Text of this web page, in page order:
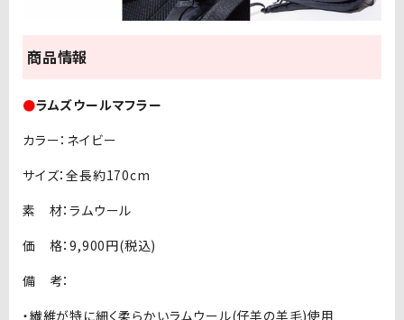
商品情報
●ラムズウールマフラー
カラー：ネイビー
サイズ：全長約170cm
素 材：ラムウール
価 格：9,900円(税込)
備 考：
・繊維が特に細く柔らかいラムウール(仔羊の羊毛)使用